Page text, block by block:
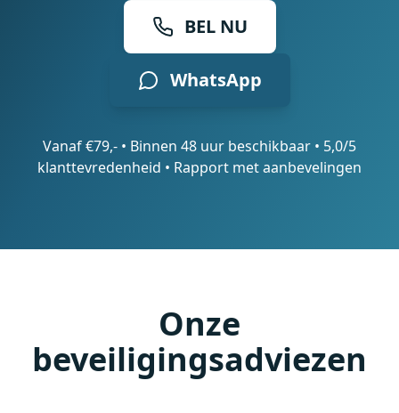
BEL NU
WhatsApp
Vanaf €79,- • Binnen 48 uur beschikbaar • 5,0/5
klanttevredenheid • Rapport met aanbevelingen
Onze
beveiligingsadviezen